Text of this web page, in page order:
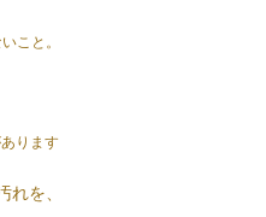
こと。
ります
れを、